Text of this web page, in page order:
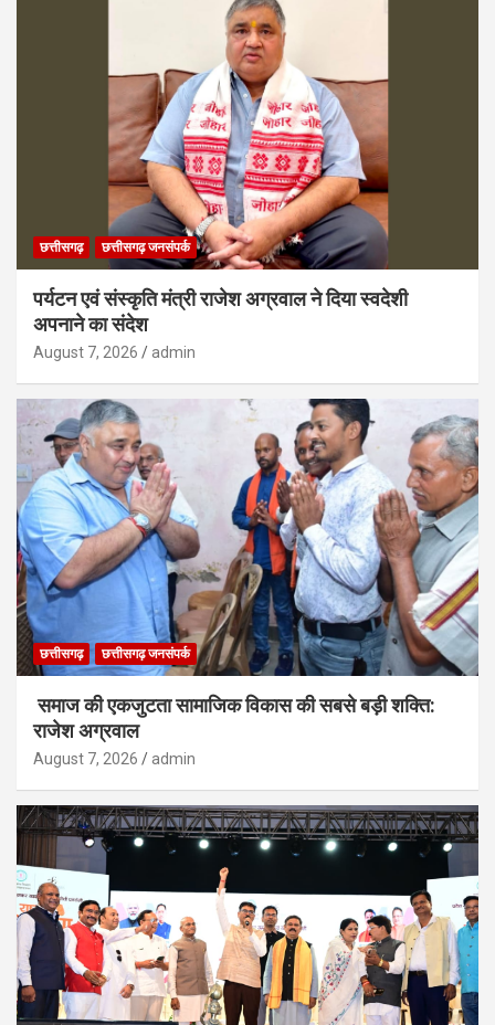
छत्तीसगढ़ छत्तीसगढ़ जनसंपर्क
पर्यटन एवं संस्कृति मंत्री राजेश अग्रवाल ने दिया स्वदेशी
अपनाने का संदेश
August 7, 2026 admin
छत्तीसगढ़ छत्तीसगढ़ जनसंपर्क
समाज की एकजुटता सामाजिक विकास की सबसे बड़ी शक्ति:
राजेश अग्रवाल
August 7, 2026 admin